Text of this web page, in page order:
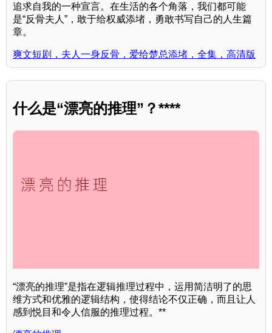
追求自我的一种宣言。在生活的各个角落，我们都可能
是“反骨夫人”，敢于给权威添堵，勇敢书写自己的人生篇
章。
爽文短剧，夫人一身反骨，爱给楚总添堵，全集，高清版
什么是“漂亮的推理”？****
“漂亮的推理”是指在逻辑推理过程中，运用简洁明了的思
维方式和优雅的逻辑结构，使得结论不仅正确，而且让人
感到悦目和令人信服的推理过程。**